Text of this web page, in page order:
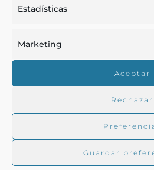
Estadísticas
Marketing
Aceptar
Rechazar
Guardar
Ver más libros de estas
Botánica